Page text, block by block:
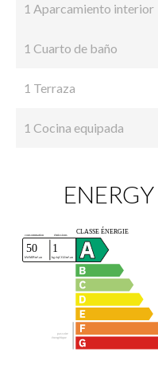
1 Aparcamiento interior
1 Cuarto de baño
1 Terraza
1 Cocina equipada